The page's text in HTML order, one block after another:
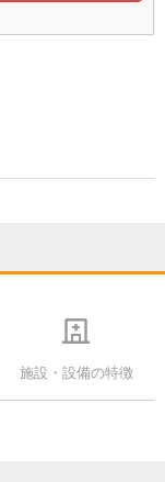
施設・設備の特徴